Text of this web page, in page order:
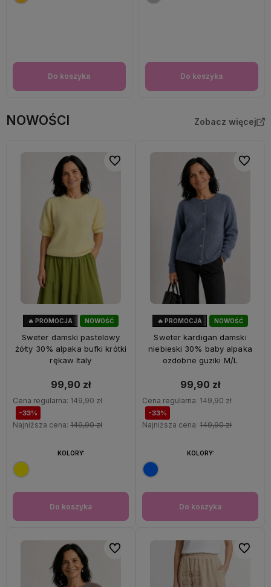
Do koszyka Do koszyka
NOWOŚCI Zobacz więcej
NOWOŚĆ
🔥 PROMOCJA
Sweter damski pastelowy
żółty 30% alpaka bufki krótki
rękaw Italy
99,90 zł
Cena regularna: 149,90 zł
-33%
Najniższa cena: 149,90 zł
Do koszyka
KOLORY:
Do ulubionych
NOWOŚĆ
🔥 PROMOCJA
Sweter kardigan damski
niebieski 30% baby alpaka
ozdobne guziki M/L
99,90 zł
Cena regularna: 149,90 zł
-33%
Najniższa cena: 149,90 zł
Do koszyka
KOLORY:
Do
Do ulubionych Do